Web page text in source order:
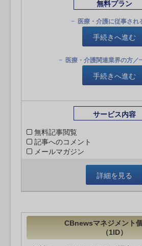
無料プラン
医療・介護に従事され
手続きへ進む
医療・介護関連業界の方／
手続きへ進む
サービス内容
無料記事閲覧
記事へのコメント
メールマガジン
詳細を見る
CBnewsマネジメント
（1ID）